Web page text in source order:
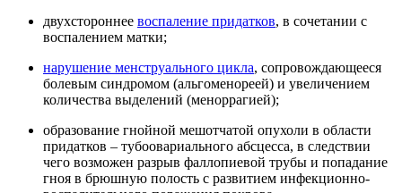
двухстороннее воспаление придатков, в сочетании с
воспалением матки;
нарушение менструального цикла, сопровождающееся
болевым синдромом (альгоменореей) и увеличением
количества выделений (меноррагией);
образование гнойной мешотчатой опухоли в области
придатков – тубоовариального абсцесса, в следствии
чего возможен разрыв фаллопиевой трубы и попадание
гноя в брюшную полость с развитием инфекционно-